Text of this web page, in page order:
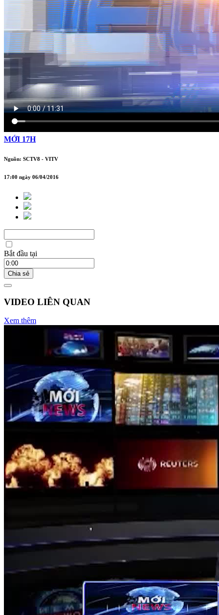
MỚI 17H
Nguồn: SCTV8 - VITV
17:00 ngày 06/04/2016
Bắt đầu tại
Chia sẻ
VIDEO LIÊN QUAN
Xem thêm